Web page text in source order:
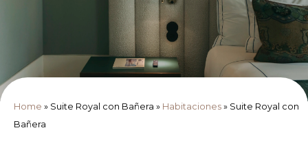
Home » Suite Royal con Bañera » Habitaciones » Suite Royal con
Bañera